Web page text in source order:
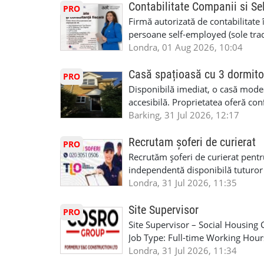
PRO Contabilitate Companii si
Firmă autorizată de contabilitate
persoane self-employed (sole
închiriate (landlords) Serviciile
HMRC: PAYE / VAT / CIS ✔
Consultanță fiscală ✔ Declarații
Corporation Tax ✔ Company
planuri ✔ Cash-flow și previziuni
serviciile noastre? ✔ Suntem
ca tax agents ✔ Suntem
Service Provider), astfel putem
Deținem asigurare profesională
Disponibilitate pentru
07444800302 Email:
Brooker Road, Waltham Abbey,
Londra, 01 Aug 2026, 10:04
PRO Casă spațioasă cu 3
Disponibilă imediat, o casă
accesibilă. Proprietatea oferă
sau pentru persoane care caută
disponibilă Locuință recent
facilități locale Condiții:
Disponibilă imediat Contract
£2500 Contact: Pentru vizionare
Barking, 31 Jul 2026, 12:17
PRO Recrutam șoferi de curierat
Recrutăm șoferi de curierat
independentă disponibilă
experiența, deoarece se va
GBP-170,00 GBP/zi + TVA
performanță de 10 GBP + 1,8
Kilometraj folosit in interes de
perioada anului Bonus pentru
Londra, 31 Jul 2026, 11:35
PRO Site Supervisor
Site Supervisor – Social
Job Type: Full-time Working
break) Pay Rate: £28.00 per
Londra, 31 Jul 2026, 11:34